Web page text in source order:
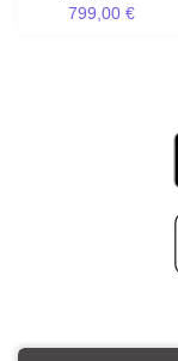
799,00 €